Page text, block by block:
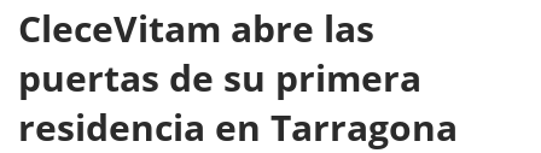
CleceVitam abre las
puertas de su primera
residencia en Tarragona